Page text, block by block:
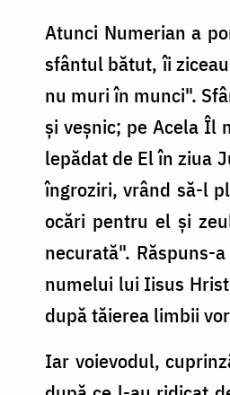
Atunci Numerian a
sfântul bătut, îi
nu muri în munci".
și veșnic; pe Acela Îl
lepădat de El în ziua
îngroziri, vrând să-l
ocări pentru el și
necurată".
numelui lui Iisus
după tăierea limbii
Iar voievodul,